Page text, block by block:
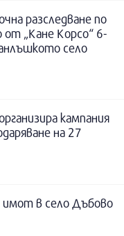
разследване по
от „Кане Корсо“ 6-
село
кампания
на 27
имот в село Дъбово